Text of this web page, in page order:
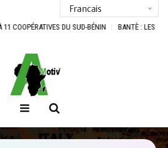
BANTÈ : LES ACTEURS DU BOIS LANCENT UNE